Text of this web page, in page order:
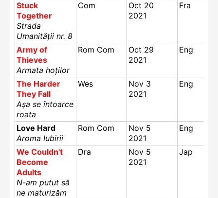
Stuck
Together
Strada
Umanității nr. 8
Com
Oct 20
2021
Fra
Army of
Thieves
Armata hoților
Rom Com
Oct 29
2021
Eng
The Harder
They Fall
Așa se întoarce
roata
Wes
Nov 3
2021
Eng
Love Hard
Aroma Iubirii
Rom Com
Nov 5
2021
Eng
We Couldn't
Become
Adults
N-am putut să
ne maturizăm
Dra
Nov 5
2021
Jap